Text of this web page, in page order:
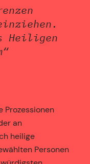
Heiligen
Prozessionen
an
heilige
Personen